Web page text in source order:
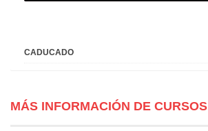
CADUCADO
MÁS INFORMACIÓN DE CURSOS